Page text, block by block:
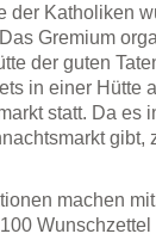
der Katholiken
Gremium
der guten
in einer Hütte
statt. Da es
gibt,
machen